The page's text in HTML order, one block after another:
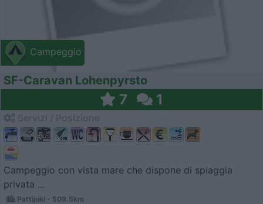
Campeggio
SF-Caravan Lohenpyrsto
7 1
Campeggio con vista mare che dispone di spiaggia
privata ...
Pattijoki - 509.5km